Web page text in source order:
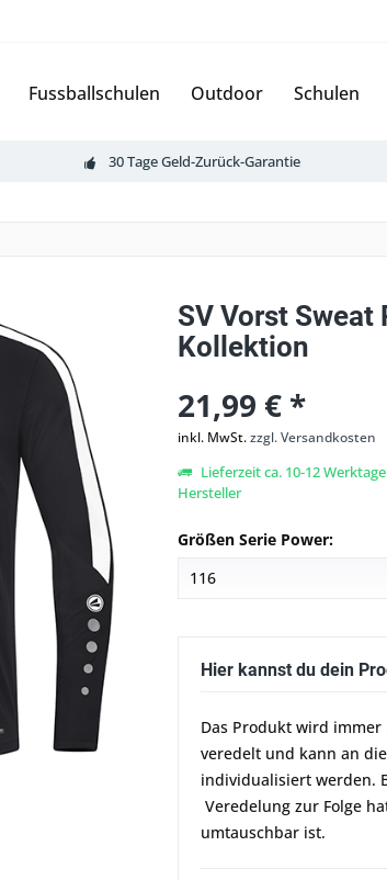
Fussballschulen Outdoor Schulen
30 Tage Geld-Zurück-Garantie
SV Vorst Sweat
Kollektion
21,99 € *
inkl. MwSt.zzgl. Versandkosten
Lieferzeit ca. 10-12
Hersteller
Größen Serie Power:
Hier kannst du dein
Das Produkt wird immer
veredelt und kann an
individualisiert werden.
Veredelung zur Folge
umtauschbar ist.